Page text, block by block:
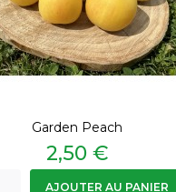
Garden Peach
Prix
2,50 €
AJOUTER AU PANIER